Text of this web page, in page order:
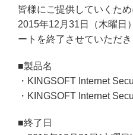
皆様にご提供していくため
2015年12月31日（木曜日
ートを終了させていただき
■製品名
・KINGSOFT Internet
・KINGSOFT Internet
■終了日